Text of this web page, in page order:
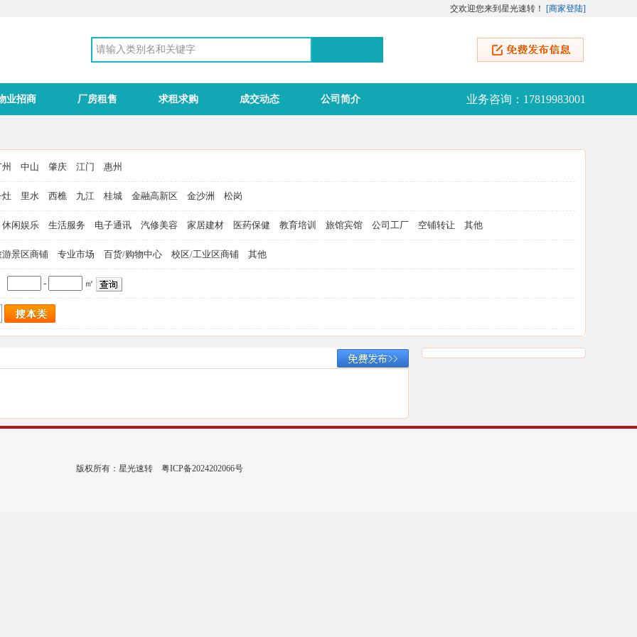
交欢迎您来到星光速转！ [商家登陆]
业招商 厂房租售 求租求购 成交动态 公司简介 业务咨询：17819983001
中山 肇庆 江门 惠州
灶 里水 西樵 九江 桂城 金融高新区 金沙洲 松岗
休闲娱乐 生活服务 电子通讯 汽修美容 家居建材 医药保健 教育培训 旅馆宾馆 公司工厂 空铺转让 其他
游景区商铺 专业市场 百货/购物中心 校区/工业区商铺 其他
- ㎡
版权所有：星光速转 粤ICP备2024202066号